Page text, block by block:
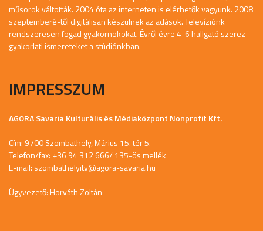
műsorok váltották. 2004 óta az interneten is elérhetők vagyunk. 2008
szeptemberé-től digitálisan készülnek az adások. Televíziónk
rendszeresen fogad gyakornokokat. Évről évre 4-6 hallgató szerez
gyakorlati ismereteket a stúdiónkban.
IMPRESSZUM
AGORA Savaria Kulturális és Médiaközpont Nonprofit Kft.
Cím: 9700 Szombathely, Márius 15. tér 5.
Telefon/fax: +36 94 312 666/ 135-ös mellék
E-mail: szombathelyitv@agora-savaria.hu
Ügyvezető: Horváth Zoltán